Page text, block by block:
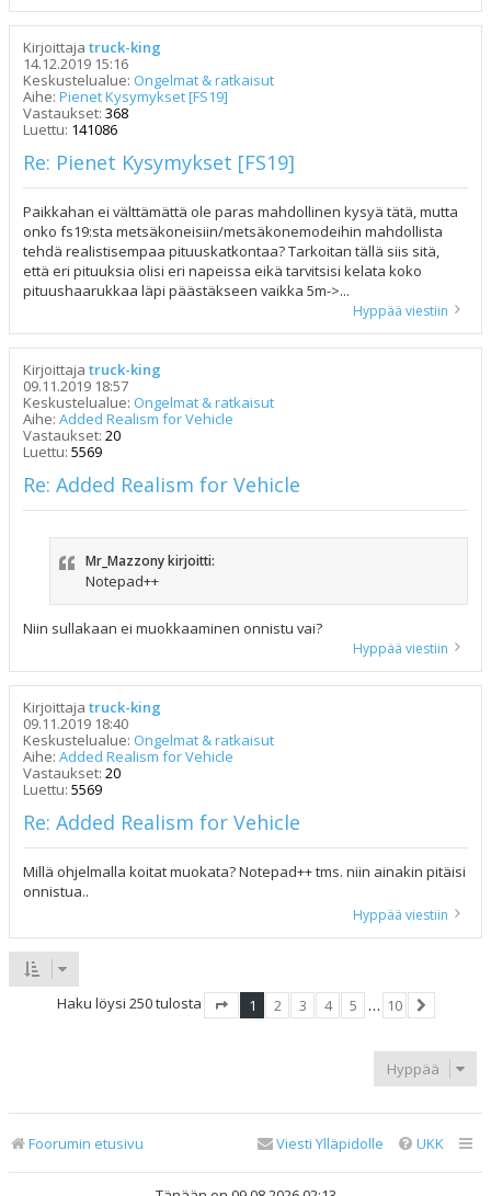
Kirjoittaja truck-king
14.12.2019 15:16
Keskustelualue: Ongelmat & ratkaisut
Aihe: Pienet Kysymykset [FS19]
Vastaukset: 368
Luettu: 141086
Re: Pienet Kysymykset [FS19]
Paikkahan ei välttämättä ole paras mahdollinen kysyä tätä, mutta
onko fs19:sta metsäkoneisiin/metsäkonemodeihin mahdollista
tehdä realistisempaa pituuskatkontaa? Tarkoitan tällä siis sitä,
että eri pituuksia olisi eri napeissa eikä tarvitsisi kelata koko
pituushaarukkaa läpi päästäkseen vaikka 5m->...
Hyppää viestiin
Kirjoittaja truck-king
09.11.2019 18:57
Keskustelualue: Ongelmat & ratkaisut
Aihe: Added Realism for Vehicle
Vastaukset: 20
Luettu: 5569
Re: Added Realism for Vehicle
Mr_Mazzony kirjoitti:
Notepad++
Niin sullakaan ei muokkaaminen onnistu vai?
Hyppää viestiin
Kirjoittaja truck-king
09.11.2019 18:40
Keskustelualue: Ongelmat & ratkaisut
Aihe: Added Realism for Vehicle
Vastaukset: 20
Luettu: 5569
Re: Added Realism for Vehicle
Millä ohjelmalla koitat muokata? Notepad++ tms. niin ainakin pitäisi
onnistua..
Hyppää viestiin
Haku löysi 250 tulosta
1 2 3 4 5 … 10
Hyppää
Foorumin etusivu UKK
Viesti Ylläpidolle